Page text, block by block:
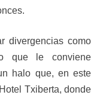
divergencias como
que le conviene
halo que, en este
Txiberta, donde